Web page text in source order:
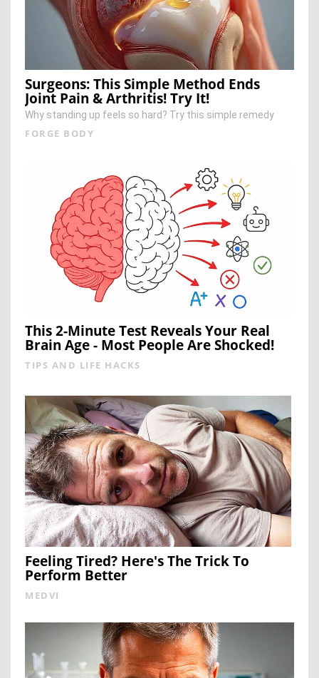
Surgeons: This Simple Method Ends
Joint Pain & Arthritis! Try It!
Why standing up feels so hard? Try this simple remedy
FORGE BODY
This 2-Minute Test Reveals Your Real
Brain Age - Most People Are Shocked!
TIPS AND LIFE HACKS
Feeling Tired? Here's The Trick To
Perform Better
MEDVI